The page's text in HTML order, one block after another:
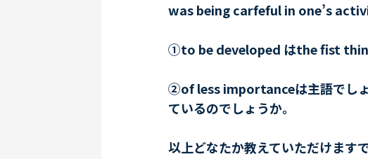
was being carfeful in one’s
①to be developed はthe fist
②of less importanceは主語でし
ているのでしょうか。
以上どなたか教えていただけます